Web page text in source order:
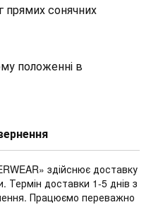
прямих сонячних
положенні в
здійснює доставку
Термін доставки 1-5 днів з
Працюємо переважно